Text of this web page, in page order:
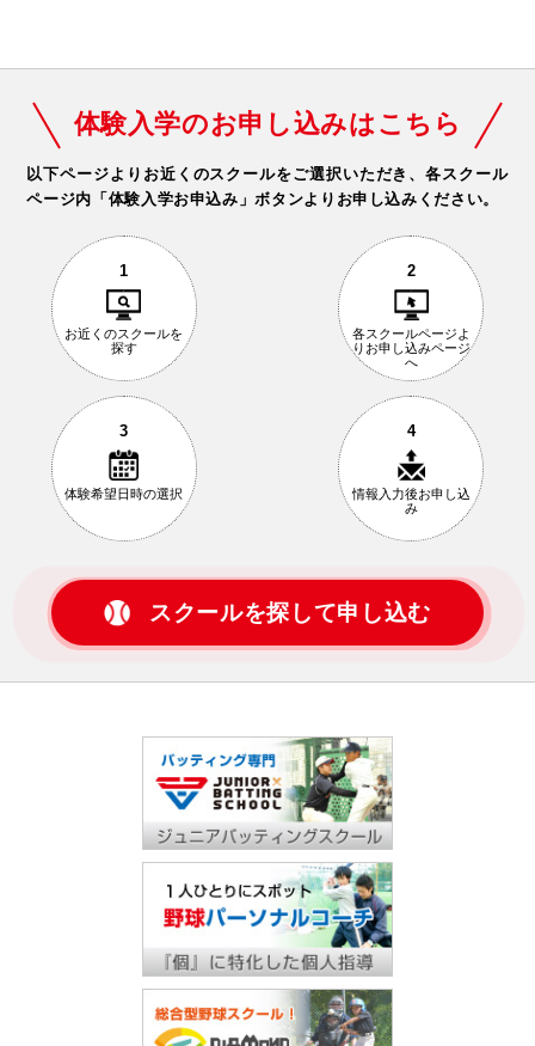
体験入学のお申し込みはこちら
以下ページよりお近くのスクールをご選択いただき、各スクール
ページ内「体験入学お申込み」ボタンよりお申し込みください。
1
お近くのスクールを
探す
2
各スクールページ よ
りお申し込みページ
へ
3
体験希望日時の選択
4
情報入力後お申し込
み
スクールを探して申し込む